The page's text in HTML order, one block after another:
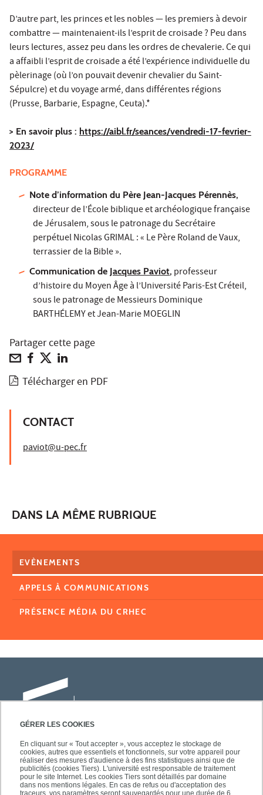
GÉRER LES COOKIES
En cliquant sur « Tout accepter », vous acceptez le stockage de
cookies, autres que essentiels et fonctionnels, sur votre appareil pour
réaliser des mesures d'audience à des fins statistiques ainsi que de
publicités (cookies Tiers). L'université est responsable de traitement
pour le site Internet. Les cookies Tiers sont détaillés par domaine
dans nos mentions légales. En cas de refus ou d'acceptation des
D’autre part, les princes et les nobles — les premiers à devoir
combattre — maintenaient-ils l’esprit de croisade ? Peu dans
leurs lectures, assez peu dans les ordres de chevalerie. Ce qui
a affaibli l’esprit de croisade a été l’expérience individuelle du
pèlerinage (où l’on pouvait devenir chevalier du Saint-
Sépulcre) et du voyage armé, dans différentes régions
(Prusse, Barbarie, Espagne, Ceuta).*
> En savoir plus : https://aibl.fr/seances/vendredi-17-fevrier-
2023/
PROGRAMME
Note d’information du Père Jean-Jacques Pérennès,
directeur de l’École biblique et archéologique française
de Jérusalem, sous le patronage du Secrétaire
perpétuel Nicolas GRIMAL : « Le Père Roland de Vaux,
terrassier de la Bible ».
Communication de Jacques Paviot, professeur
d’histoire du Moyen Âge à l’Université Paris-Est Créteil,
sous le patronage de Messieurs Dominique
BARTHÉLEMY et Jean-Marie MOEGLIN
Partager cette page
Télécharger en PDF
CONTACT
paviot@u-pec.fr
DANS LA MÊME RUBRIQUE
EVÈNEMENTS
APPELS À COMMUNICATIONS
PRÉSENCE MÉDIA DU CRHEC
Université Paris-Est Créteil
Faculté des lettres, langues et sciences
humaines